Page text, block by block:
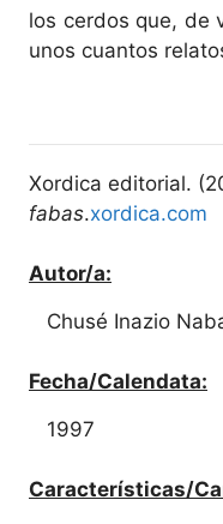
los cerdos que, de
unos cuantos
Xordica editorial.
fabas.xordica.com
Autor/a:
Chusé Inazio
Fecha/Calendata:
1997
Características/